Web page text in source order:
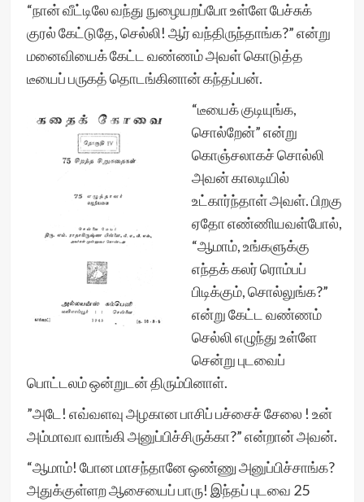
“நான் வீட்டிலே வந்து நுழையறப்போ உள்ளே பேச்சுக்
குரல் கேட்டுதே, செல்லி! ஆர் வந்திருந்தாங்க?” என்று
மனைவியைக் கேட்ட வண்ணம் அவள் கொடுத்த
டீயைப் பருகத் தொடங்கினான் கந்தப்பன்.
“டீயைக் குடியுங்க,
சொல்றேன்” என்று
கொஞ்சலாகச் சொல்லி
அவன் காலடியில்
உட்கார்ந்தாள் அவள். பிறகு
ஏதோ எண்ணியவள்போல்,
“ஆமாம், உங்களுக்கு
எந்தக் கலர் ரொம்பப்
பிடிக்கும், சொல்லுங்க?”
என்று கேட்ட வண்ணம்
செல்லி எழுந்து உள்ளே
சென்று புடவைப்
பொட்டலம் ஒன்றுடன் திரும்பினாள்.
”அடே! எவ்வளவு அழகான பாசிப் பச்சைச் சேலை ! உன்
அம்மாவா வாங்கி அனுப்பிச்சிருக்கா?” என்றான் அவன்.
“ஆமாம்! போன மாசந்தானே ஒண்ணு அனுப்பிச்சாங்க?
அதுக்குள்ளற ஆசையைப் பாரு! இந்தப் புடவை 25